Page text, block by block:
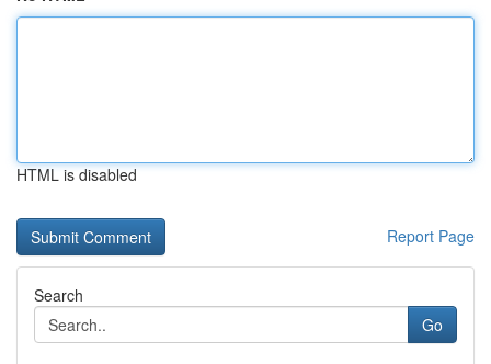
HTML is disabled
Report Page
Search
Go